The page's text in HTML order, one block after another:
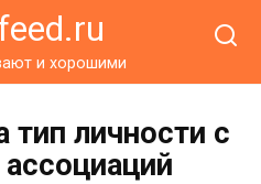
и хорошими
тип личности с